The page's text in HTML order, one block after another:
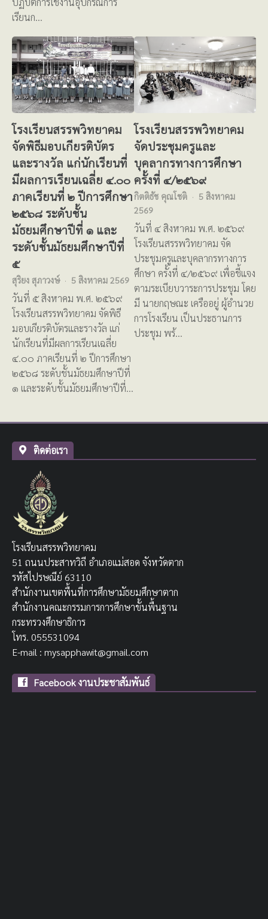
เรียนก…
โรงเรียนสรรพวิทยาคม
จัดพิธีมอบเกียรติบัตร
และรางวัล แก่นักเรียนที่
มีผลการเรียนเฉลี่ย ๔.๐๐
ภาคเรียนที่ ๒ ปีการศึกษา
๒๕๖๘ ระดับชั้น
มัธยมศึกษาปีที่ ๑ และ
ระดับชั้นมัธยมศึกษาปีที่
๕
สุริยง สุภาวงษ์ 5 สิงหาคม 2569
วันที่ ๕ สิงหาคม พ.ศ. ๒๕๖๙
โรงเรียนสรรพวิทยาคม จัดพิธี
มอบเกียรติบัตรและรางวัล แก่
นักเรียนที่มีผลการเรียนเฉลี่ย
๔.๐๐ ภาคเรียนที่ ๒ ปีการศึกษา
๒๕๖๘ ระดับชั้นมัธยมศึกษาปีที่
๑ และระดับชั้นมัธยมศึกษาปีที่…
โรงเรียนสรรพวิทยาคม
จัดประชุมครูและ
บุคลากรทางการศึกษา
ครั้งที่ ๔/๒๕๖๙
กิตติธัช คุณโชติ
5 สิงหาคม
2569
วันที่ ๔ สิงหาคม พ.ศ. ๒๕๖๙
โรงเรียนสรรพวิทยาคม จัด
ประชุมครูและบุคลากรทางการ
ศึกษา ครั้งที่ ๔/๒๕๖๙ เพื่อชี้แจง
ตามระเบียบวาระการประชุม โดย
มี นายกฤษณะ เครืออยู่ ผู้อำนวย
การโรงเรียน เป็นประธานการ
ประชุม พร้…
ติดต่อเรา
โรงเรียนสรรพวิทยาคม
51 ถนนประสาทวิถี อำเภอแม่สอด จังหวัดตาก
รหัสไปรษณีย์ 63110
สำนักงานเขตพื้นที่การศึกษามัธยมศึกษาตาก
สำนักงานคณะกรรมการการศึกษาขั้นพื้นฐาน
กระทรวงศึกษาธิการ
โทร. 055531094
E-mail : mysapphawit@gmail.com
Facebook งานประชาสัมพันธ์